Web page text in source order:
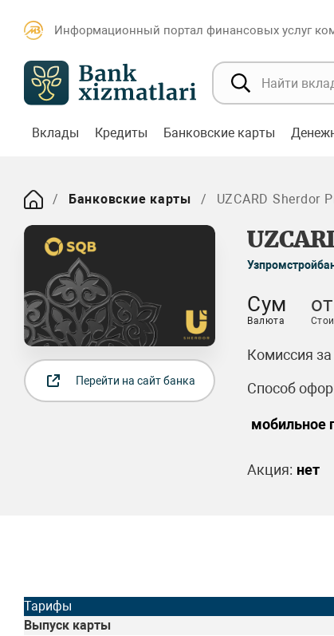
Информационный портал финансовых услуг
Вклады Кредиты Банковские карты
Банковские карты UZCARD Sherdor
Перейти на сайт банка
Сум
Валюта
Комиссия
Способ
мобильное
Акция: нет
Тарифы
Выпуск карты